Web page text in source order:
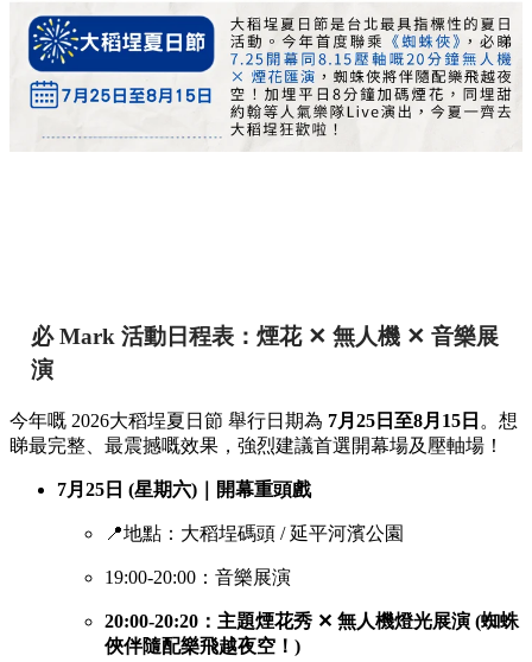
必 Mark 活動日程表：煙花 ✕ 無人機 ✕ 音樂展
演
今年嘅 2026大稻埕夏日節 舉行日期為 7月25日至8月15日 。想
睇最完整、最震撼嘅效果，強烈建議首選開幕場及壓軸場！
7月25日 (星期六)｜開幕重頭戲
📍地點：大稻埕碼頭 / 延平河濱公園
19:00-20:00：音樂展演
20:00-20:20：主題煙花秀 ✕ 無人機燈光展演 (蜘蛛
俠伴隨配樂飛越夜空！)